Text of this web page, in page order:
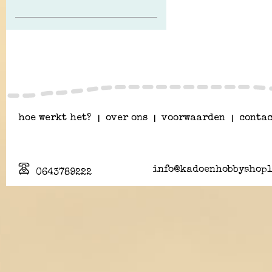
hoe werkt het? over ons voorwaarden
0643789222